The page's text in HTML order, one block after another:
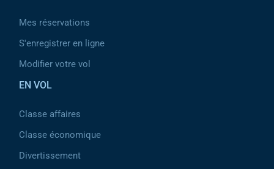
Mes réservations
S'enregistrer en ligne
Modifier votre vol
EN VOL
Classe affaires
Classe économique
Divertissement